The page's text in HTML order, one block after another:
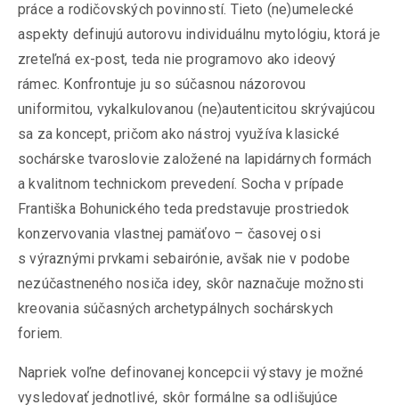
práce a rodičovských povinností. Tieto (ne)umelecké
aspekty definujú autorovu individuálnu mytológiu, ktorá je
zreteľná ex-post, teda nie programovo ako ideový
rámec. Konfrontuje ju so súčasnou názorovou
uniformitou, vykalkulovanou (ne)autenticitou skrývajúcou
sa za koncept, pričom ako nástroj využíva klasické
sochárske tvaroslovie založené na lapidárnych formách
a kvalitnom technickom prevedení. Socha v prípade
Františka Bohunického teda predstavuje prostriedok
konzervovania vlastnej pamäťovo – časovej osi
s výraznými prvkami sebairónie, avšak nie v podobe
nezúčastneného nosiča idey, skôr naznačuje možnosti
kreovania súčasných archetypálnych sochárskych
foriem.
Napriek voľne definovanej koncepcii výstavy je možné
vysledovať jednotlivé, skôr formálne sa odlišujúce